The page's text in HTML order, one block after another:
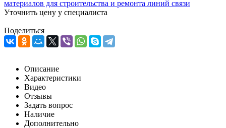
Уточнить цену у специалиста
Поделиться
Описание
Характеристики
Видео
Отзывы
Задать вопрос
Наличие
Дополнительно